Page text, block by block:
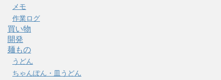
メモ
作業ログ
買い物
開発
麺もの
うどん
ちゃんぽん・皿うどん